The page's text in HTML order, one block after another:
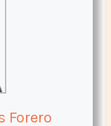
Forero